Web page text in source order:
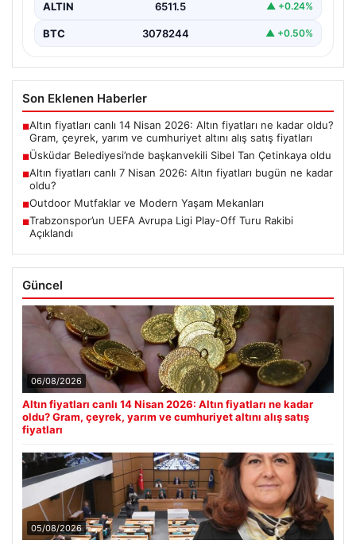
ALTIN 6511.5 ▲ +0.24%
BTC 3078244 ▲ +0.50%
Son Eklenen Haberler
■Altın fiyatları canlı 14 Nisan 2026: Altın fiyatları ne kadar oldu?
Gram, çeyrek, yarım ve cumhuriyet altını alış satış fiyatları
■Üsküdar Belediyesi’nde başkanvekili Sibel Tan Çetinkaya oldu
■Altın fiyatları canlı 7 Nisan 2026: Altın fiyatları bugün ne kadar
oldu?
■Outdoor Mutfaklar ve Modern Yaşam Mekanları
■Trabzonspor’un UEFA Avrupa Ligi Play-Off Turu Rakibi
Açıklandı
Güncel
06/08/2026
Altın fiyatları canlı 14 Nisan 2026: Altın fiyatları ne kadar
oldu? Gram, çeyrek, yarım ve cumhuriyet altını alış satış
fiyatları
05/08/2026